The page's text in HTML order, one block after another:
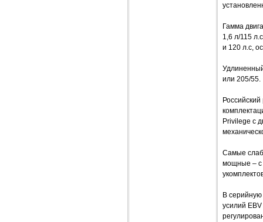
Гамма
1,6 л/115
и 120 л.с,
или 205/55.
Privilege с
Самые
мощные – с
В
усилий